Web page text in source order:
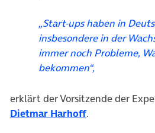
„Start-ups haben in
insbesondere in der
immer noch Probleme,
bekommen“,
erklärt der Vorsitzende der
Dietmar Harhoff(öffnet in
.